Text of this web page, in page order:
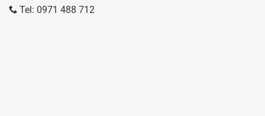
Tel: 0971 488 712